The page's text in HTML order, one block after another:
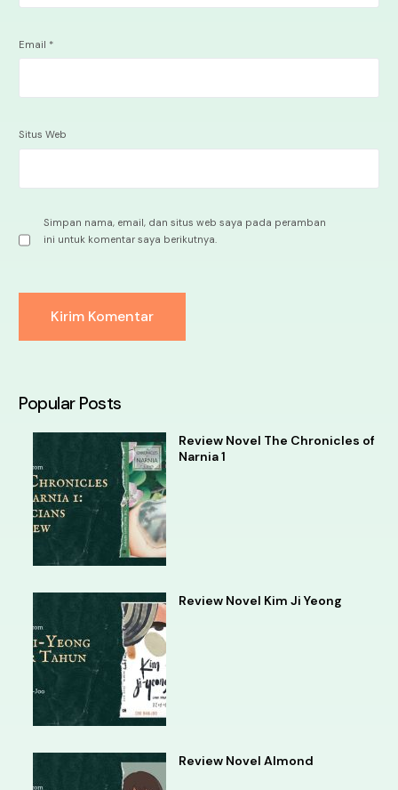
Email *
Situs Web
Simpan nama, email, dan situs web saya pada peramban
ini untuk komentar saya berikutnya.
Popular Posts
Review Novel The Chronicles of
Narnia 1
Review Novel Kim Ji Yeong
Review Novel Almond